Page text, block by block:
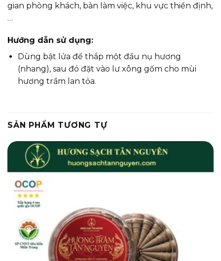
gian phòng khách, bàn làm việc, khu vực thiền định,
…
Hướng dẫn sử dụng:
Dùng bật lửa để thắp một đầu nụ hương
(nhang), sau đó đặt vào lư xông gốm cho mùi
hương trầm lan tỏa.
SẢN PHẨM TƯƠNG TỰ